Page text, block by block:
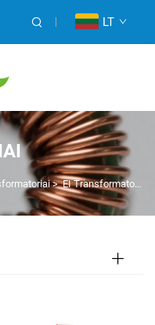
LT
>EI Transformatoriai